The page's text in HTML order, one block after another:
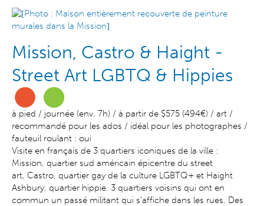
Mission, Castro & Haight -
Street Art LGBTQ & Hippies
à pied / journée (env. 7h) / à partir de $575 (494€) / art /
recommandé pour les ados / idéal pour les photographes /
fauteuil roulant : oui
Visite en français de 3 quartiers iconiques de la ville :
Mission, quartier sud américain épicentre du street
art, Castro, quartier gay de la culture LGBTQ+ et Haight
Ashbury, quartier hippie. 3 quartiers voisins qui ont en
commun un passé militant qui s'affiche dans les rues. Des